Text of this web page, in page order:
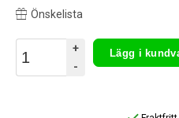
Önskelista
+
-
Lägg i